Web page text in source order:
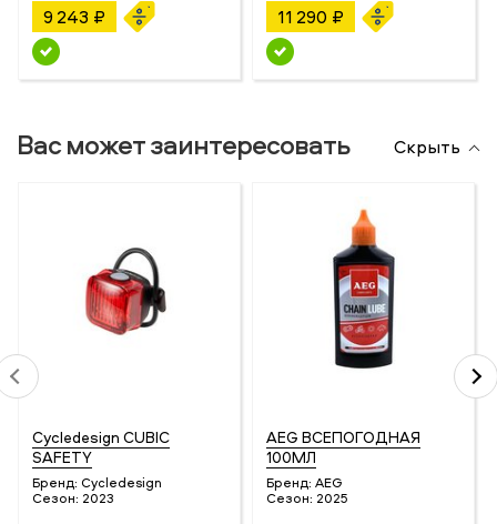
9 243 ₽
11 290 ₽
Вас может заинтересовать Скрыть
Cycledesign CUBIC
SAFETY
Бренд: Cycledesign
Сезон: 2023
AEG ВСЕПОГОДНАЯ
100МЛ
Бренд: AEG
Сезон: 2025